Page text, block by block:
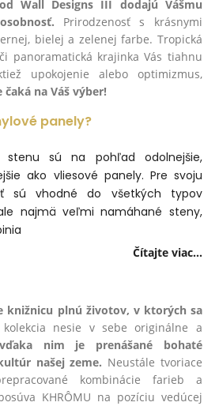
Wall Designs III dodajú Vášmu
Prirodzenosť s krásnymi
bielej a zelenej farbe. Tropická
panoramatická krajinka Vás tiahnu
upokojenie alebo optimizmus,
na Váš výber!
panely?
stenu sú na pohľad odolnejšie,
ako vliesové panely. Pre svoju
sú vhodné do všetkých typov
najmä veľmi namáhané steny,
Čítajte viac...
knižnicu plnú životov, v ktorých sa
nesie v sebe originálne a
vďaka nim je prenášané bohaté
našej zeme. Neustále tvoriace
kombinácie farieb a
KHRÔMU na pozíciu vedúcej